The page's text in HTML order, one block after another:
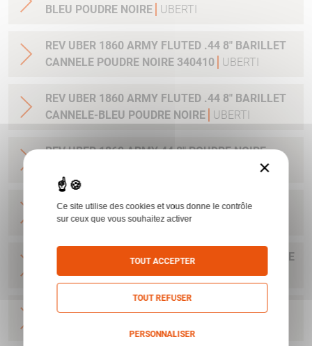
BLEU POUDRE NOIRE
UBERTI
REV UBER 1860 ARMY FLUTED .44 8" BARILLET
CANNELE POUDRE NOIRE 340410
UBERTI
REV UBER 1860 ARMY FLUTED .44 8" BARILLET
CANNELE-BLEU POUDRE NOIRE
UBERTI
REV UBER 1860 ARMY 44 8" POUDRE NOIRE
REV UBER 1860 ARMY CIVIL .44 8" POUDRE
NOIRE 340480 UBERTI
REV UBER 1860 ARMY CIVIL .44 8" BLEU POUDRE
NOIRE UBERTI
REV UBER 1860 ARMY CIVIL .44 8" ANTIQUE
×
Ce site utilise des cookies et vous donne le contrôle
sur ceux que vous souhaitez activer
TOUT ACCEPTER
TOUT REFUSER
PERSONNALISER